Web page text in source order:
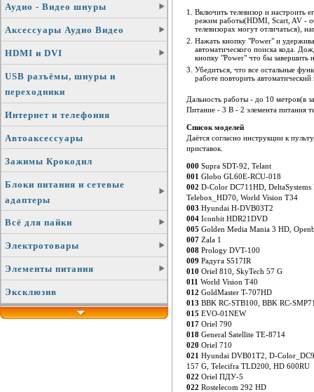
Аудио - Видео шнуры
Аксессуары Аудио Видео
HDMI и DVI
USB разъёмы, шнуры и
переходники
Интернет и телефония
Автоаксессуары
Зажимы Крокодил
Блоки питания и сетевые
адаптеры
Всё для пайки
Электротовары
Элементы питания
Эксклюзив
Включить телевизор и настроить
режим работы(HDMI, Scart, AV -
телевизорах могут отличаться),
Нажать кнопку "Power" и
автоматического поиска кода.
кнопку "Power" что бы завершить
Убедиться, что все остальные
работе повторить
Дальность работы - до 10 метров(в
Питание - 3 В - 2 элемента питания
Список моделей
Даётся согласно инструкции к
приставок.
000 Supra SDT-92, Telant
001 Globo GL60E-RCU-018
002 D-Color DC711HD,
Telebox_HD70, World Vision T34
003 Hyundai H-DVB03T2
004 Iconbit HDR21DVD
005 Golden Media Mania 3 HD,
007 Zala 1
008 Prology DVT-100
009 Радуга S517IR
010 Oriel 810, SkyTech 57 G
011 World Vision T40
012 GoldMaster T-707HD
013 BBK RC-STB100, BBK RC-
015 EVO-01NEW
017 Oriel 790
018 General Satellite TE-8714
020 Oriel 710
021 Hyundai DVB01T2, D-
157 G, Telecifra TLD200, HD 600RU
022 Oriel ПДУ-5
022 Rostelecom 292 HD